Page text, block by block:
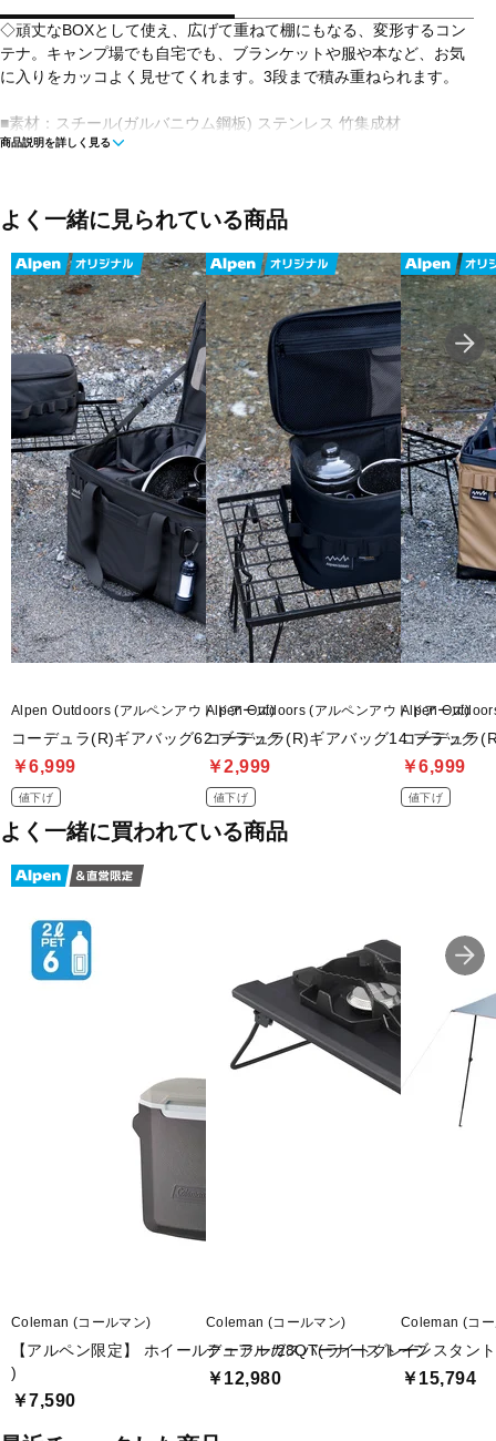
◇頑丈なBOXとして使え、広げて重ねて棚にもなる、変形するコン
テナ。キャンプ場でも自宅でも、ブランケットや服や本など、お気
に入りをカッコよく見せてくれます。3段まで積み重ねられます。
■素材：スチール(ガルバニウム鋼板) ステンレス 竹集成材
■重量：5.5kg
■最大積載量：20kg/1個
■生産国：日本
■メーカー型番：UG-055G
商品説明を詳しく見る
よく一緒に見られている商品
Alpen Outdoors (アルペンアウトドアーズ)
コーデュラ(R)ギアバッグ62 ブラック
￥6,999
値下げ
Alpen Outdoors (アルペンアウトドアーズ)
コーデュラ(R)ギアバッグ14 ブラック
￥2,999
値下げ
Alpen
コーデュラ
￥6,999
値下げ
よく一緒に買われている商品
Coleman (コールマン)
【アルペン限定】 ホイールクーラー/28QT(ライトグレー
)
￥7,590
Coleman (コールマン)
デュアルガスバーナーストーブ
￥12,980
Coleman (コ
インスタン
￥15,794